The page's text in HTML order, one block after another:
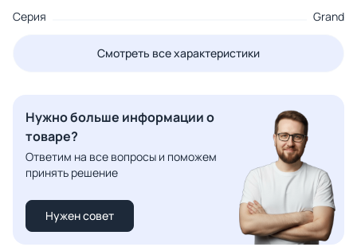
Серия
Grand
Смотреть все характеристики
Нужно больше информации о
товаре?
Ответим на все вопросы и поможем
принять решение
Нужен совет